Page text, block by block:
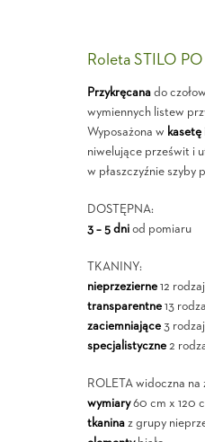
Roleta STILO
Przykręcanado
wymiennych listew
Wyposażona w
niwelujące prześwit i
w płaszczyźnie szyby
DOSTĘPNA:
3 – 5 dniod pomiaru
TKANINY:
nieprzezierne12
transparentne13
zaciemniające3
specjalistyczne2
ROLETA widoczna na
wymiary60 cm x 120
tkaninaz grupy